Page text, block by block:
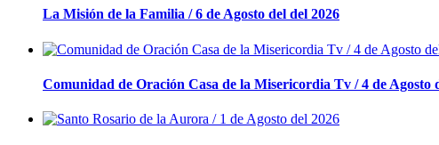
La Misión de la Familia / 6 de Agosto del del 2026
Comunidad de Oración Casa de la Misericordia Tv / 4 de Agosto